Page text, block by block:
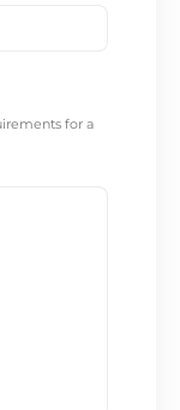
for a